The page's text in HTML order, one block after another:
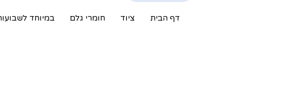
דף הבית ציוד חומרי גלם במיוחד